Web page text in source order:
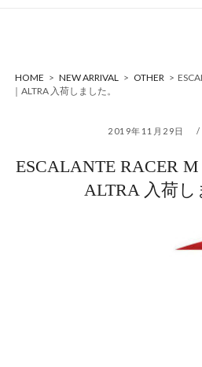
HOME > NEW ARRIVAL > OTHER >
｜ALTRA 入荷しました。
2019年11月29日
ESCALANTE RACER
ALTRA 入荷し